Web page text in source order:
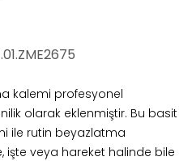
kalemi profesyonel
olarak eklenmiştir. Bu basit
ile rutin beyazlatma
işte veya hareket halinde bile